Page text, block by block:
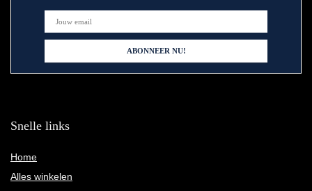
Snelle links
Home
Alles winkelen